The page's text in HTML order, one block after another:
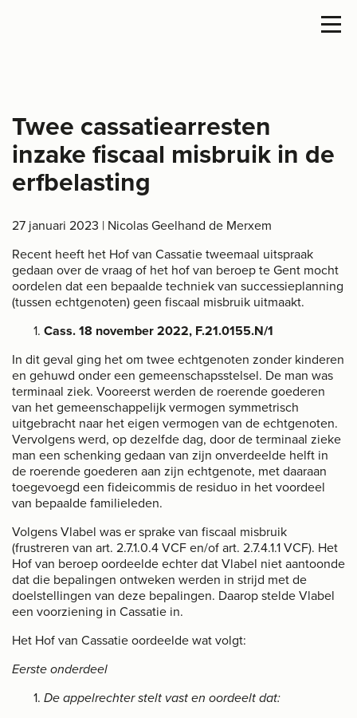
Twee cassatiearresten
inzake fiscaal misbruik in de
erfbelasting
27 januari 2023 | Nicolas Geelhand de Merxem
Recent heeft het Hof van Cassatie tweemaal uitspraak
gedaan over de vraag of het hof van beroep te Gent mocht
oordelen dat een bepaalde techniek van successieplanning
(tussen echtgenoten) geen fiscaal misbruik uitmaakt.
Cass. 18 november 2022, F.21.0155.N/1
In dit geval ging het om twee echtgenoten zonder kinderen
en gehuwd onder een gemeenschapsstelsel. De man was
terminaal ziek. Vooreerst werden de roerende goederen
van het gemeenschappelijk vermogen symmetrisch
uitgebracht naar het eigen vermogen van de echtgenoten.
Vervolgens werd, op dezelfde dag, door de terminaal zieke
man een schenking gedaan van zijn onverdeelde helft in
de roerende goederen aan zijn echtgenote, met daaraan
toegevoegd een fideicommis de residuo in het voordeel
van bepaalde familieleden.
Volgens Vlabel was er sprake van fiscaal misbruik
(frustreren van art. 2.7.1.0.4 VCF en/of art. 2.7.4.1.1 VCF). Het
Hof van beroep oordeelde echter dat Vlabel niet aantoonde
dat die bepalingen ontweken werden in strijd met de
doelstellingen van deze bepalingen. Daarop stelde Vlabel
een voorziening in Cassatie in.
Het Hof van Cassatie oordeelde wat volgt:
Eerste onderdeel
De appelrechter stelt vast en oordeelt dat: